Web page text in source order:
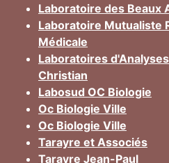
Laboratoire des Beaux
Laboratoire Mutualiste
Médicale
Laboratoires
Christian
Labosud OC Biologie
Oc Biologie Ville
Oc Biologie Ville
Tarayre et Associés
Tarayre Jean-Paul